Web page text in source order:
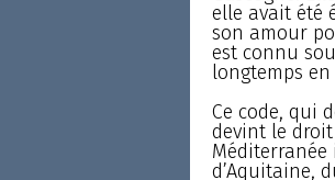
elle avait été
son amour
est connu
longtemps
Ce code, qui
devint le
Méditerranée
d’Aquitaine,